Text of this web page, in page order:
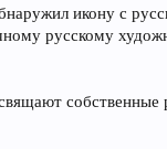
икону с
русскому
собственные